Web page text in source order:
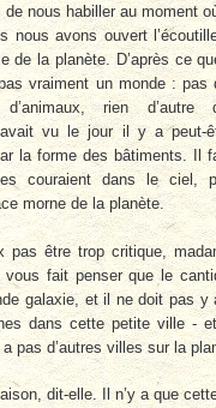
de nous habiller au moment
nous avons ouvert
de la planète. D’après ce
vraiment un monde : pas
rien d’autre
avait vu le jour il y a peut-
la forme des bâtiments. Il
couraient dans le ciel,
morne de la planète.
être trop critique,
vous fait penser que le
galaxie, et il ne doit pas y
dans cette petite ville -
pas d’autres villes sur la
dit-elle. Il n’y a que